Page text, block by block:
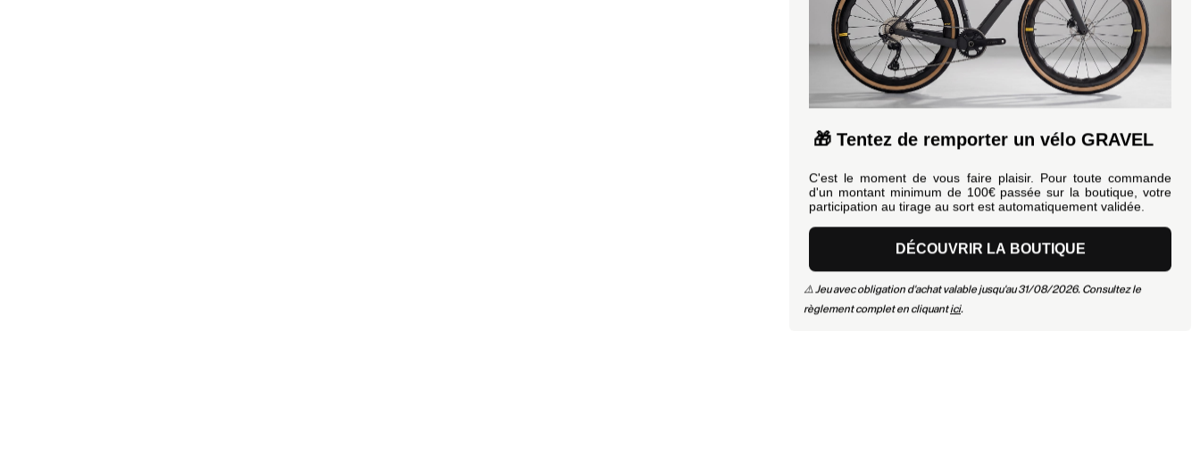
🎁 Tentez de remporter un vélo GRAVEL
C'est le moment de vous faire plaisir. Pour toute commande
d'un montant minimum de 100€ passée sur la boutique, votre
participation au tirage au sort est automatiquement validée.
DÉCOUVRIR LA BOUTIQUE
⚠️ Jeu avec obligation d'achat valable jusqu'au 31/08/2026. Consultez le
règlement complet en cliquantici.